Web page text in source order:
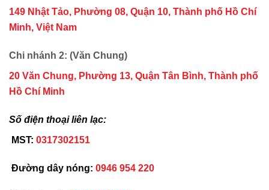
149 Nhật Tảo, Phường 08, Quận 10, Thành phố Hồ Chí
Minh, Việt Nam
Chi nhánh 2: (Văn Chung)
20 Văn Chung, Phường 13, Quận Tân Bình, Thành phố
Hồ Chí Minh
Số điện thoại liên lạc:
MST: 0317302151
Đường dây nóng: 0946 954 220